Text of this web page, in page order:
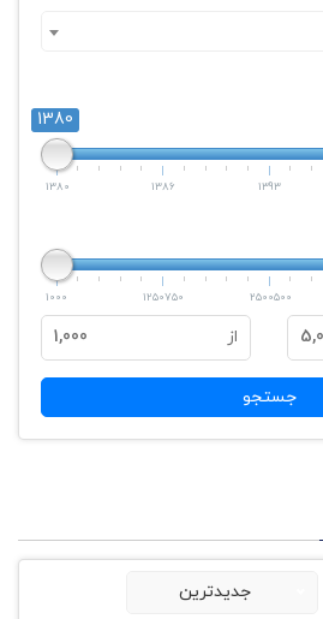
1380
1380 1386 1393
1000 1250750 2500500
از 1,000
جستجو
جدیدترین